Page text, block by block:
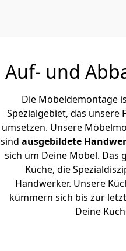
Auf- und
Die Möbeldemontage
Spezialgebiet, das unsere
umsetzen. Unsere
sind ausgebildete
sich um Deine Möbel. Das
Küche, die
Handwerker. Unsere
kümmern sich bis zur
Deine